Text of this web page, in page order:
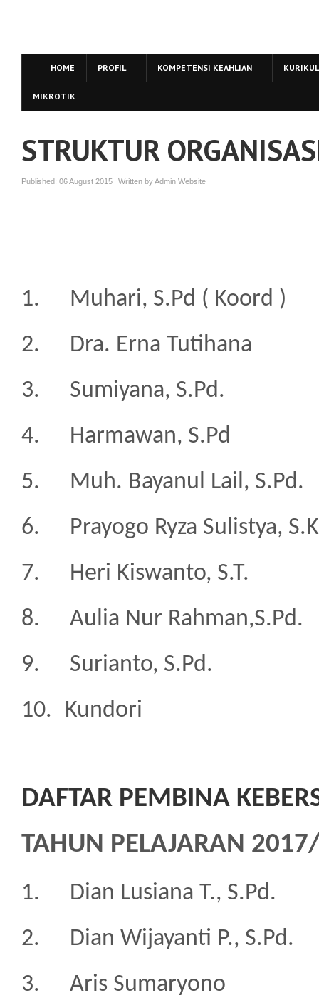
HOME PROFIL KOMPETENSI KEAHLIAN
MIKROTIK
STRUKTUR
Published: 06 August 2015 Written byAdmin Website
1.
Muhari, S.Pd ( Koord )
2.
Dra. Erna Tutihana
3.
Sumiyana, S.Pd.
4.
Harmawan, S.Pd
5.
Muh. Bayanul Lail, S.Pd.
6.
Prayogo Ryza Sulistya,
7.
Heri Kiswanto, S.T.
8.
Aulia Nur Rahman,S.Pd.
9.
Surianto, S.Pd.
10.
Kundori
DAFTAR PEMBINA
TAHUN PELAJARAN
1.
Dian Lusiana T., S.Pd.
2.
Dian Wijayanti P., S.Pd.
3.
Aris Sumaryono